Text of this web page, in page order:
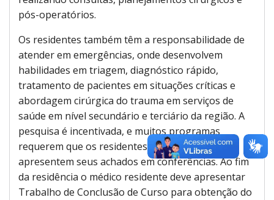
pós-operatórios.
Os residentes também têm a responsabilidade de
atender em emergências, onde desenvolvem
habilidades em triagem, diagnóstico rápido,
tratamento de pacientes em situações críticas e
abordagem cirúrgica do trauma em serviços de
saúde em nível secundário e terciário da região. A
pesquisa é incentivada, e muitos programas
requerem que os residentes realizem projetos e
apresentem seus achados em conferências. Ao fim
da residência o médico residente deve apresentar
Trabalho de Conclusão de Curso para obtenção do